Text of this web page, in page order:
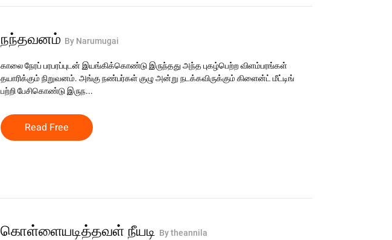
நந்தவனம் By Narumugai
காலை நேரப் பரபரப்புடன் இயங்கிக்கொண்டு இருந்தது அந்த புகழ்பெற்ற விளம்பரங்கள்
தயாரிக்கும் நிறுவனம். அங்கு நண்பர்கள் குழு அன்று நடக்கவிருக்கும் கிளைன்ட் மீட்டிங்
பற்றி பேசிகொண்டு இருந...
Read Free
கொள்ளையடித்தவள் நீயடி By theannila